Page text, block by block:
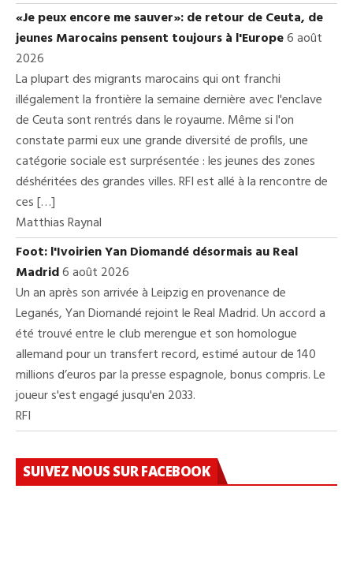
«Je peux encore me sauver»: de retour de Ceuta, de
jeunes Marocains pensent toujours à l'Europe6 août
2026
La plupart des migrants marocains qui ont franchi
illégalement la frontière la semaine dernière avec l'enclave
de Ceuta sont rentrés dans le royaume. Même si l'on
constate parmi eux une grande diversité de profils, une
catégorie sociale est surprésentée : les jeunes des zones
déshéritées des grandes villes. RFI est allé à la rencontre de
ces […]
Matthias Raynal
Foot: l'Ivoirien Yan Diomandé désormais au Real
Madrid6 août 2026
Un an après son arrivée à Leipzig en provenance de
Leganés, Yan Diomandé rejoint le Real Madrid. Un accord a
été trouvé entre le club merengue et son homologue
allemand pour un transfert record, estimé autour de 140
millions d’euros par la presse espagnole, bonus compris. Le
joueur s'est engagé jusqu'en 2033.
RFI
SUIVEZ NOUS SUR FACEBOOK